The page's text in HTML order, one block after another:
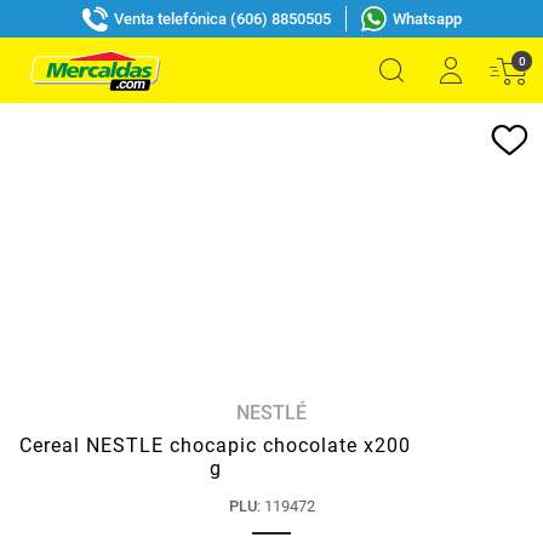
Venta telefónica (606) 8850505 Whatsapp
0
NESTLÉ
Cereal NESTLE chocapic chocolate x200
g
PLU: 119472